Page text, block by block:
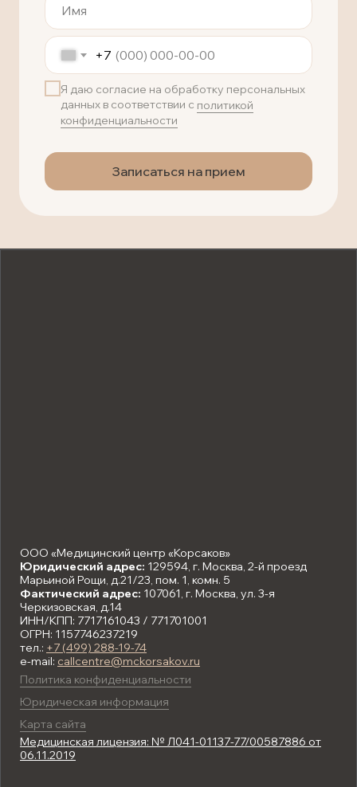
+7
Я даю согласие на обработку персональных
данных в соответствии с политикой
конфиденциальности
Записаться на прием
ООО «Медицинский центр «Корсаков»
Юридический адрес: 129594, г. Москва, 2-й проезд
Марьиной Рощи, д.21/23, пом. 1, комн. 5
Фактический адрес: 107061, г. Москва, ул. 3-я
Черкизовская, д.14
ИНН/КПП: 7717161043 / 771701001
ОГРН: 1157746237219
тел.: +7 (499) 288-19-74
e-mail: callcentre@mckorsakov.ru
Политика конфиденциальности
Юридическая информация
Карта сайта
Медицинская лицензия: № Л041-01137-77/00587886 от
06.11.2019